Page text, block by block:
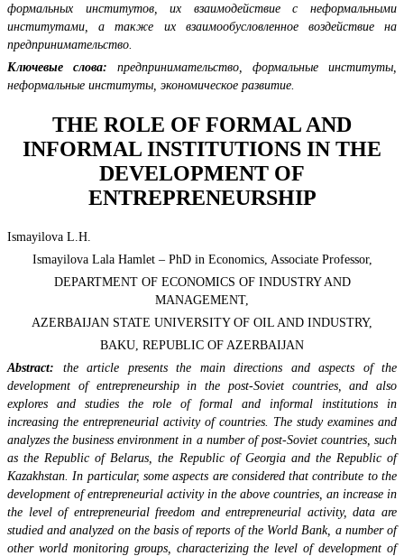
формальных институтов, их взаимодействие с неформальными
институтами, а также их взаимообусловленное воздействие на
предпринимательство.
Ключевые слова: предпринимательство, формальные институты,
неформальные институты, экономическое развитие.
THE ROLE OF FORMAL AND
INFORMAL INSTITUTIONS IN THE
DEVELOPMENT OF
ENTREPRENEURSHIP
Ismayilova L.H.
Ismayilova Lala Hamlet – PhD in Economics, Associate Professor,
DEPARTMENT OF ECONOMICS OF INDUSTRY AND
MANAGEMENT,
AZERBAIJAN STATE UNIVERSITY OF OIL AND INDUSTRY,
BAKU, REPUBLIC OF AZERBAIJAN
Abstract: the article presents the main directions and aspects of the
development of entrepreneurship in the post-Soviet countries, and also
explores and studies the role of formal and informal institutions in
increasing the entrepreneurial activity of countries. The study examines and
analyzes the business environment in a number of post-Soviet countries, such
as the Republic of Belarus, the Republic of Georgia and the Republic of
Kazakhstan. In particular, some aspects are considered that contribute to the
development of entrepreneurial activity in the above countries, an increase in
the level of entrepreneurial freedom and entrepreneurial activity, data are
studied and analyzed on the basis of reports of the World Bank, a number of
other world monitoring groups, characterizing the level of development of